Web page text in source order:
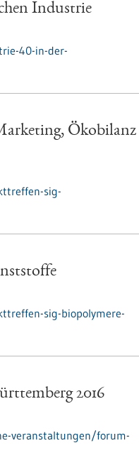
Industrie
40-in-der-
Ökobilanz
sig-
sig-biopolymere-
2016
veranstaltungen/forum-